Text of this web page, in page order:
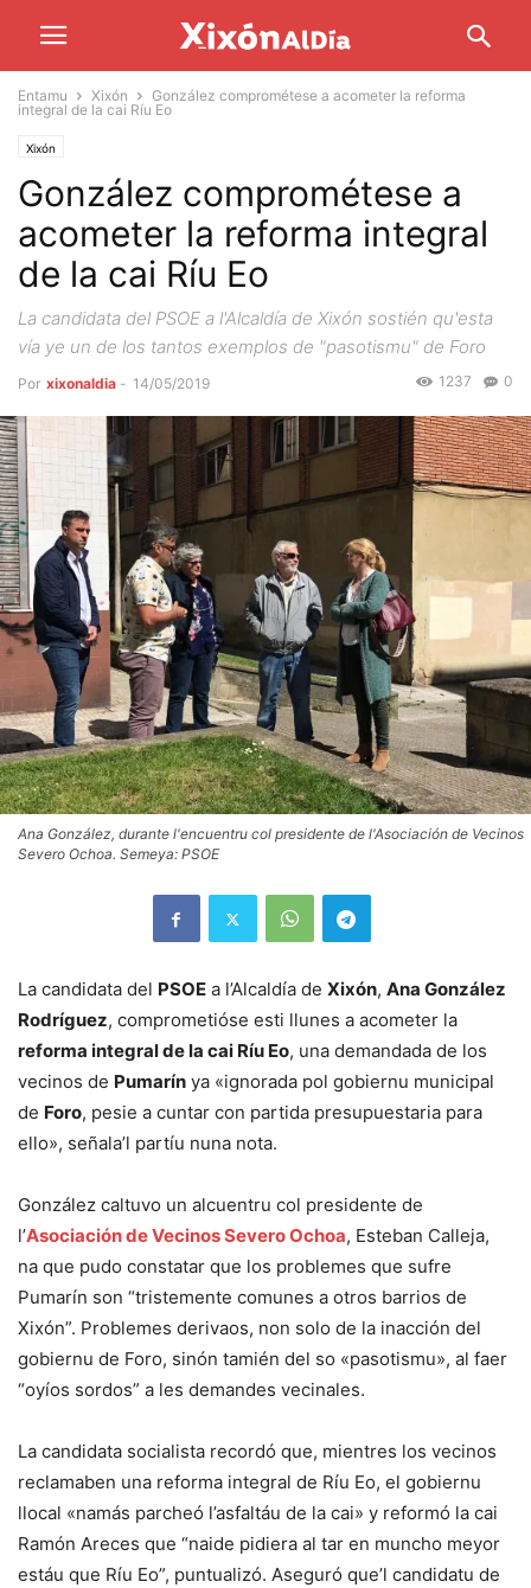
Entamu Xixón
González comprométese a acometer la reforma
integral de la cai Ríu Eo
Xixón
González comprométese a
acometer la reforma integral
de la cai Ríu Eo
La candidata del PSOE a l'Alcaldía de Xixón sostién qu'esta
vía ye un de los tantos exemplos de "pasotismu" de Foro
Por xixonaldia - 14/05/2019 0
1237
Ana González, durante l'encuentru col presidente de l'Asociación de Vecinos
Severo Ochoa. Semeya: PSOE
La candidata del PSOE a l’Alcaldía de Xixón, Ana González
Rodríguez, comprometióse esti llunes a acometer la
reforma integral de la cai Ríu Eo, una demandada de los
vecinos de Pumarín ya «ignorada pol gobiernu municipal
de Foro, pesie a cuntar con partida presupuestaria para
ello», señala’l partíu nuna nota.
González caltuvo un alcuentru col presidente de
l’Asociación de Vecinos Severo Ochoa, Esteban Calleja,
na que pudo constatar que los problemes que sufre
Pumarín son “tristemente comunes a otros barrios de
Xixón”. Problemes derivaos, non solo de la inacción del
gobiernu de Foro, sinón tamién del so «pasotismu», al faer
“oyíos sordos” a les demandes vecinales.
La candidata socialista recordó que, mientres los vecinos
reclamaben una reforma integral de Ríu Eo, el gobiernu
llocal «namás parcheó l’asfaltáu de la cai» y reformó la cai
Ramón Areces que “naide pidiera al tar en muncho meyor
estáu que Ríu Eo”, puntualizó. Aseguró que’l candidatu de